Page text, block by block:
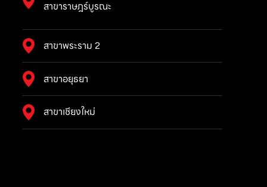
สาขาราษฎร์บูรณะ
สาขาพระราม 2
สาขาอยุธยา
สาขาเชียงใหม่